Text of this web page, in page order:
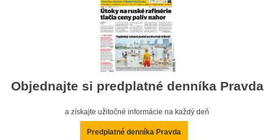
Objednajte si predplatné denníka Pravda
a získajte užitočné informácie na každý deň
Predplatné denníka Pravda